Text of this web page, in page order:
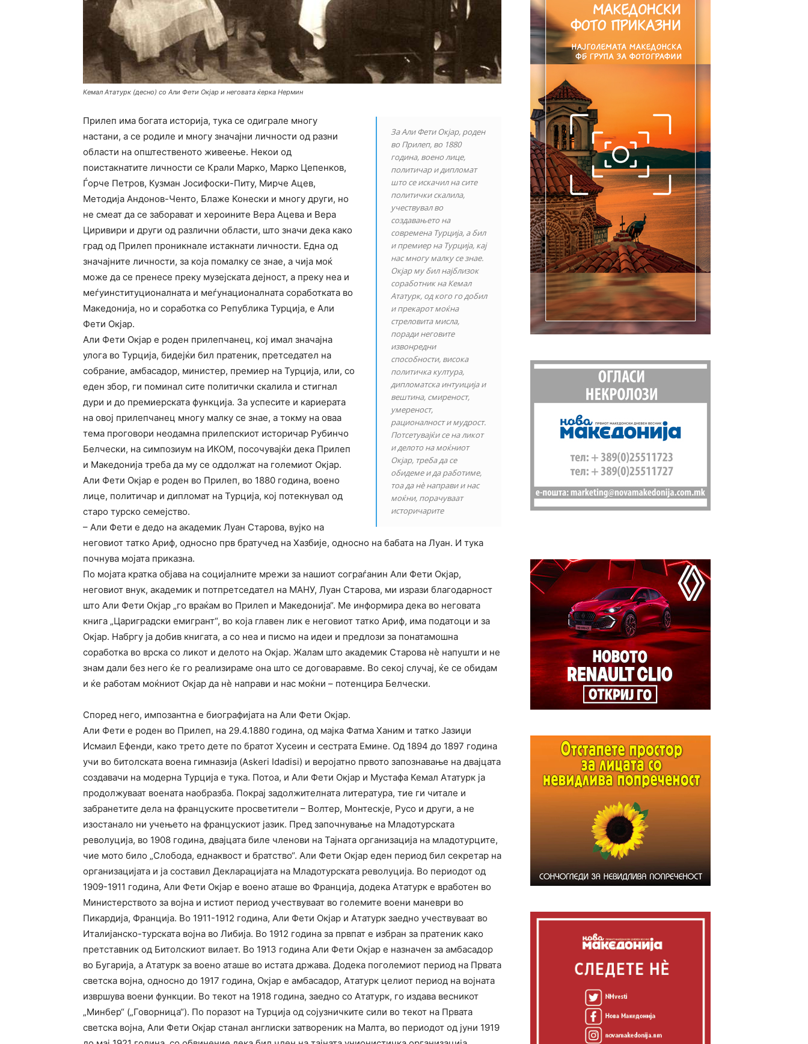
Кемал Ататурк (десно) со Али Фети Окјар и неговата ќерка Нермин
За Али Фети Окјар, роден
во Прилеп, во 1880
година, воено лице,
политичар и дипломат
што се искачил на сите
политички скалила,
учествувал во
создавањето на
современа Турција, а бил
и премиер на Турција, кај
нас многу малку се знае.
Окјар му бил најблизок
соработник на Кемал
Ататурк, од кого го добил
и прекарот моќна
стреловита мисла,
поради неговите
извонредни
способности, висока
политичка култура,
дипломатска интуиција и
вештина, смиреност,
умереност,
рационалност и мудрост.
Потсетувајќи се на ликот
и делото на моќниот
Окјар, треба да се
обидеме и да работиме,
тоа да нѐ направи и нас
моќни, порачуваат
историчарите
Прилеп има богата историја, тука се одиграле многу
настани, а се родиле и многу значајни личности од разни
области на општественото живеење. Некои од
поистакнатите личности се Крали Марко, Марко Цепенков,
Ѓорче Петров, Кузман Јосифоски-Питу, Мирче Ацев,
Методија Андонов-Ченто, Блаже Конески и многу други, но
не смеат да се заборават и хероините Вера Ацева и Вера
Циривири и други од различни области, што значи дека како
град од Прилеп проникнале истакнати личности. Една од
значајните личности, за која помалку се знае, а чија моќ
може да се пренесе преку музејската дејност, а преку неа и
меѓуинституционалната и меѓунационалната соработката во
Македонија, но и соработка со Република Турција, е Али
Фети Окјар.
Али Фети Окјар е роден прилепчанец, кој имал значајна
улога во Турција, бидејќи бил пратеник, претседател на
собрание, амбасадор, министер, премиер на Турција, или, со
еден збор, ги поминал сите политички скалила и стигнал
дури и до премиерската функција. За успесите и кариерата
на овој прилепчанец многу малку се знае, а токму на оваа
тема проговори неодамна прилепскиот историчар Рубинчо
Белчески, на симпозиум на ИКОМ, посочувајќи дека Прилеп
и Македонија треба да му се оддолжат на големиот Окјар.
Али Фети Окјар е роден во Прилеп, во 1880 година, воено
лице, политичар и дипломат на Турција, кој потекнувал од
старо турско семејство.
– Али Фети е дедо на академик Луан Старова, вујко на
неговиот татко Ариф, односно прв братучед на Хазбије, односно на бабата на Луан. И тука
почнува мојата приказна.
По мојата кратка објава на социјалните мрежи за нашиот сограѓанин Али Фети Окјар,
неговиот внук, академик и потпретседател на МАНУ, Луан Старова, ми изрази благодарност
што Али Фети Окјар „го враќам во Прилеп и Македонија“. Ме информира дека во неговата
книга „Цариградски емигрант“, во која главен лик е неговиот татко Ариф, има податоци и за
Окјар. Набргу ја добив книгата, а со неа и писмо на идеи и предлози за понатамошна
соработка во врска со ликот и делото на Окјар. Жалам што академик Старова нѐ напушти и не
знам дали без него ќе го реализираме она што се договаравме. Во секој случај, ќе се обидам
и ќе работам моќниот Окјар да нѐ направи и нас моќни – потенцира Белчески.
Според него, импозантна е биографијата на Али Фети Окјар.
Али Фети е роден во Прилеп, на 29.4.1880 година, од мајка Фатма Ханим и татко Јазиџи
Исмаил Ефенди, како трето дете по братот Хусеин и сестрата Емине. Од 1894 до 1897 година
учи во битолската воена гимназија (Askeri Idadisi) и веројатно првото запознавање на двајцата
создавачи на модерна Турција е тука. Потоа, и Али Фети Окјар и Мустафа Кемал Ататурк ја
продолжуваат воената наобразба. Покрај задолжителната литература, тие ги читале и
забранетите дела на француските просветители – Волтер, Монтескје, Русо и други, а не
изостанало ни учењето на францускиот јазик. Пред започнување на Младотурската
револуција, во 1908 година, двајцата биле членови на Тајната организација на младотурците,
чие мото било „Слобода, еднаквост и братство“. Али Фети Окјар еден период бил секретар на
организацијата и ја составил Декларацијата на Младотурската револуција. Во периодот од
1909-1911 година, Али Фети Окјар е воено аташе во Франција, додека Ататурк е вработен во
Министерството за војна и истиот период учествуваат во големите воени маневри во
Пикардија, Франција. Во 1911-1912 година, Али Фети Окјар и Ататурк заедно учествуваат во
Италијанско-турската војна во Либија. Во 1912 година за првпат е избран за пратеник како
претставник од Битолскиот вилает. Во 1913 година Али Фети Окјар е назначен за амбасадор
во Бугарија, а Ататурк за воено аташе во истата држава. Додека поголемиот период на Првата
светска војна, односно до 1917 година, Окјар е амбасадор, Ататурк целиот период на војната
извршува воени функции. Во текот на 1918 година, заедно со Ататурк, го издава весникот
„Минбер“ („Говорница“). По поразот на Турција од сојузничките сили во текот на Првата
светска војна, Али Фети Окјар станал англиски затвореник на Малта, во периодот од јуни 1919